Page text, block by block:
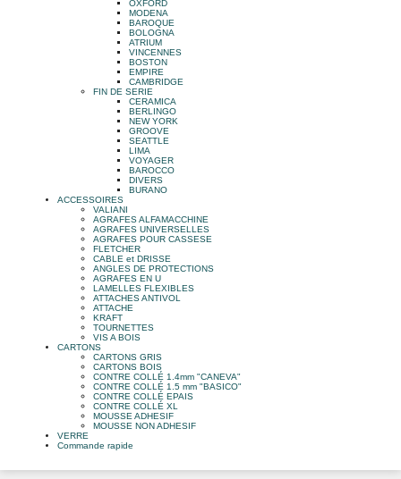
OXFORD
MODENA
BAROQUE
BOLOGNA
ATRIUM
VINCENNES
BOSTON
EMPIRE
CAMBRIDGE
FIN DE SERIE
CERAMICA
BERLINGO
NEW YORK
GROOVE
SEATTLE
LIMA
VOYAGER
BAROCCO
DIVERS
BURANO
ACCESSOIRES
VALIANI
AGRAFES ALFAMACCHINE
AGRAFES UNIVERSELLES
AGRAFES POUR CASSESE
FLETCHER
CABLE et DRISSE
ANGLES DE PROTECTIONS
AGRAFES EN U
LAMELLES FLEXIBLES
ATTACHES ANTIVOL
ATTACHE
KRAFT
TOURNETTES
VIS A BOIS
CARTONS
CARTONS GRIS
CARTONS BOIS
CONTRE COLLÉ 1.4mm "CANEVA"
CONTRE COLLÉ 1.5 mm "BASICO"
CONTRE COLLÉ EPAIS
CONTRE COLLÉ XL
MOUSSE ADHESIF
MOUSSE NON ADHESIF
VERRE
Commande rapide